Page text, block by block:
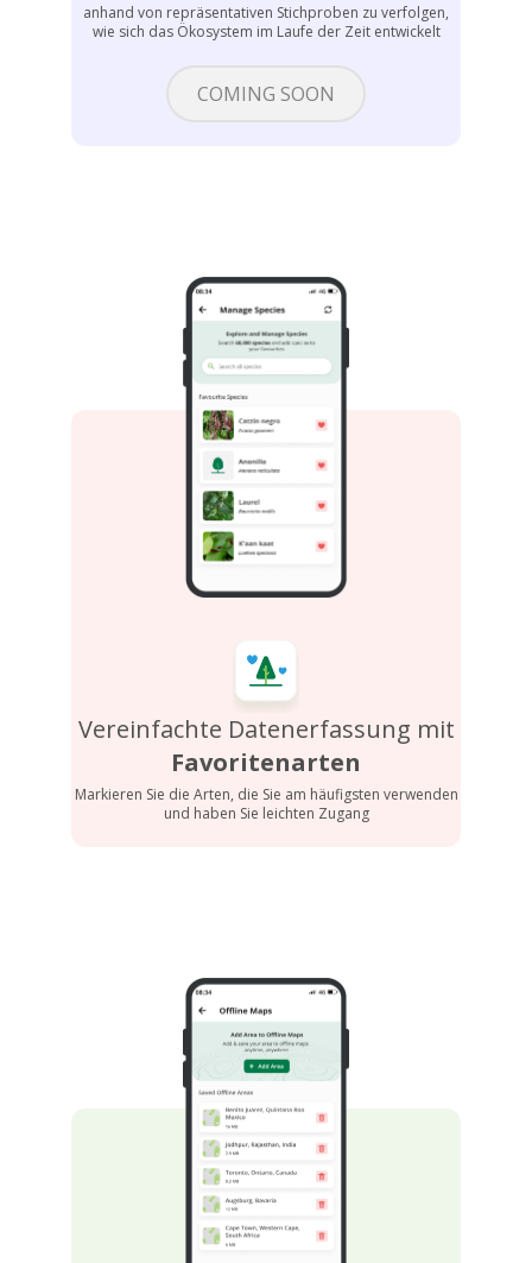
anhand von repräsentativen Stichproben zu verfolgen,
wie sich das Ökosystem im Laufe der Zeit entwickelt
COMING SOON
Vereinfachte Datenerfassung mit
Favoritenarten
Markieren Sie die Arten, die Sie am häufigsten verwenden
und haben Sie leichten Zugang